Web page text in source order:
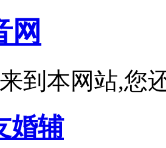
网
到本网站,您
婚辅